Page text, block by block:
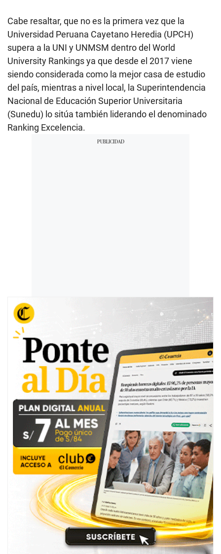
Cabe resaltar, que no es la primera vez que la
Universidad Peruana Cayetano Heredia (UPCH)
supera a la UNI y UNMSM dentro del World
University Rankings ya que desde el 2017 viene
siendo considerada como la mejor casa de estudio
del país, mientras a nivel local, la Superintendencia
Nacional de Educación Superior Universitaria
(Sunedu) lo sitúa también liderando el denominado
Ranking Excelencia.